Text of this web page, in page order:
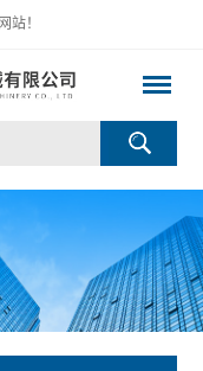
站！